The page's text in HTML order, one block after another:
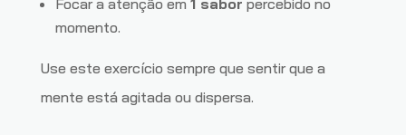
momento.
Use este exercício sempre que sentir que a
mente está agitada ou dispersa.